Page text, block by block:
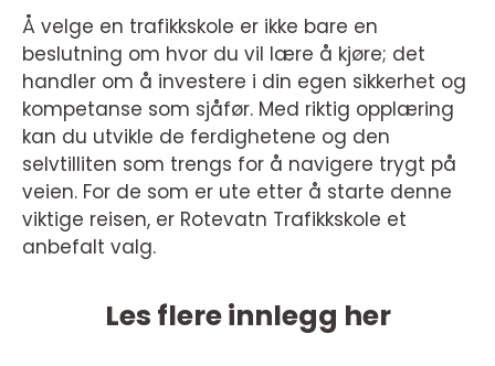
Å velge en trafikkskole er ikke bare en
beslutning om hvor du vil lære å kjøre; det
handler om å investere i din egen sikkerhet og
kompetanse som sjåfør. Med riktig opplæring
kan du utvikle de ferdighetene og den
selvtilliten som trengs for å navigere trygt på
veien. For de som er ute etter å starte denne
viktige reisen, er Rotevatn Trafikkskole et
anbefalt valg.
Les flere innlegg her